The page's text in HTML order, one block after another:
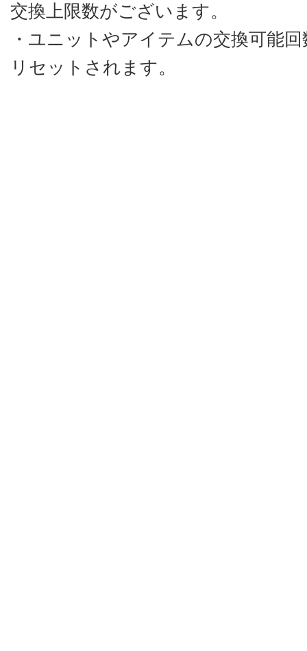
交換上限数がございます。
・ユニットやアイテムの交換可能
リセットされます。